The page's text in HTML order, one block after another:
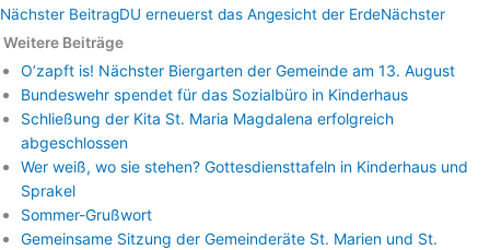
Nächster BeitragDU erneuerst das Angesicht der ErdeNächster
Weitere Beiträge
O’zapft is! Nächster Biergarten der Gemeinde am 13. August
Bundeswehr spendet für das Sozialbüro in Kinderhaus
Schließung der Kita St. Maria Magdalena erfolgreich
abgeschlossen
Wer weiß, wo sie stehen? Gottesdiensttafeln in Kinderhaus und
Sprakel
Sommer-Grußwort
Gemeinsame Sitzung der Gemeinderäte St. Marien und St.